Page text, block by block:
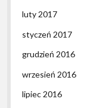
luty 2017
styczeń 2017
grudzień 2016
wrzesień 2016
lipiec 2016